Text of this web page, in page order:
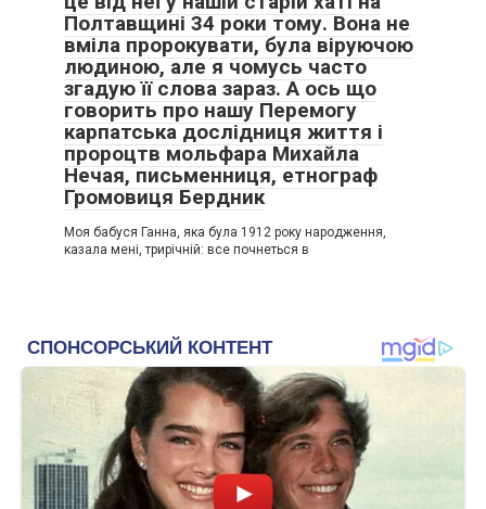
Полтавщині 34 роки тому. Вона не
вміла пророкувати, була віруючою
людиною, але я чомусь часто
згадую її слова зараз. А ось що
говорить про нашу Перемогу
карпатська дослідниця життя і
пророцтв мольфара Михайла
Нечая, письменниця, етнограф
Громовиця Бердник
Моя бабуся Ганна, яка була 1912 року народження,
казала мені, трирічній: все почнеться в